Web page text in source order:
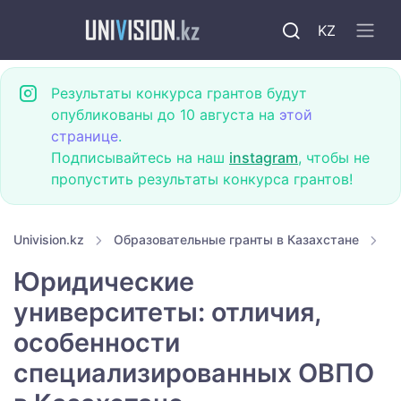
KZ
Результаты конкурса грантов будут
опубликованы до 10 августа на этой
странице.
Подписывайтесь на наш instagram, чтобы не
пропустить результаты конкурса грантов!
Univision.kz Образовательные гранты в Казахстане
Юридические
университеты: отличия,
особенности
специализированных ОВПО